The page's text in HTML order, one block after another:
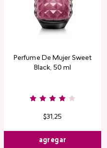
Perfume De Mujer Sweet
Black, 50 ml
$31,25
agregar
Burgundy
Rose Pink Dusty